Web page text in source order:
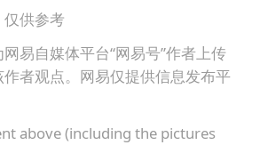
供参考
易自媒体平台“网易号”作者上传
者观点。网易仅提供信息发布平
above (including the pictures